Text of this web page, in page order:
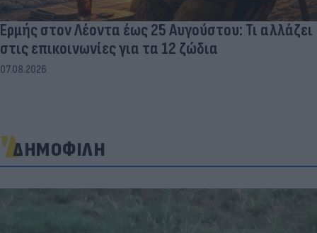
Ερμής στον Λέοντα έως 25 Αυγούστου: Τι αλλάζει
στις επικοινωνίες για τα 12 ζώδια
07.08.2026
ΔΗΜΟΦΙΛΗ